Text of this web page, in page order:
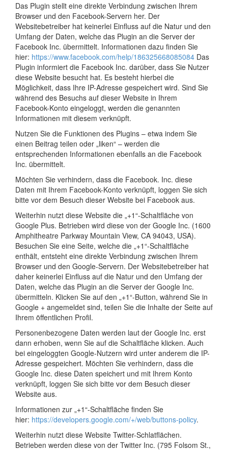
Das Plugin stellt eine direkte Verbindung zwischen Ihrem
Browser und den Facebook-Servern her. Der
Websitebetreiber hat keinerlei Einfluss auf die Natur und den
Umfang der Daten, welche das Plugin an die Server der
Facebook Inc. übermittelt. Informationen dazu finden Sie
hier: https://www.facebook.com/help/186325668085084 Das
Plugin informiert die Facebook Inc. darüber, dass Sie Nutzer
diese Website besucht hat. Es besteht hierbei die
Möglichkeit, dass Ihre IP-Adresse gespeichert wird. Sind Sie
während des Besuchs auf dieser Website in Ihrem
Facebook-Konto eingeloggt, werden die genannten
Informationen mit diesem verknüpft.
Nutzen Sie die Funktionen des Plugins – etwa indem Sie
einen Beitrag teilen oder „liken“ – werden die
entsprechenden Informationen ebenfalls an die Facebook
Inc. übermittelt.
Möchten Sie verhindern, dass die Facebook. Inc. diese
Daten mit Ihrem Facebook-Konto verknüpft, loggen Sie sich
bitte vor dem Besuch dieser Website bei Facebook aus.
Weiterhin nutzt diese Website die „+1“-Schaltfläche von
Google Plus. Betrieben wird diese von der Google Inc. (1600
Amphitheatre Parkway Mountain View, CA 94043, USA).
Besuchen Sie eine Seite, welche die „+1“-Schaltfläche
enthält, entsteht eine direkte Verbindung zwischen Ihrem
Browser und den Google-Servern. Der Websitebetreiber hat
daher keinerlei Einfluss auf die Natur und den Umfang der
Daten, welche das Plugin an die Server der Google Inc.
übermitteln. Klicken Sie auf den „+1“-Button, während Sie in
Google + angemeldet sind, teilen Sie die Inhalte der Seite auf
Ihrem öffentlichen Profil.
Personenbezogene Daten werden laut der Google Inc. erst
dann erhoben, wenn Sie auf die Schaltfläche klicken. Auch
bei eingeloggten Google-Nutzern wird unter anderem die IP-
Adresse gespeichert. Möchten Sie verhindern, dass die
Google Inc. diese Daten speichert und mit Ihrem Konto
verknüpft, loggen Sie sich bitte vor dem Besuch dieser
Website aus.
Informationen zur „+1“-Schaltfläche finden Sie
hier: https://developers.google.com/+/web/buttons-policy.
Weiterhin nutzt diese Website Twitter-Schlatflächen.
Betrieben werden diese von der Twitter Inc. (795 Folsom St.,